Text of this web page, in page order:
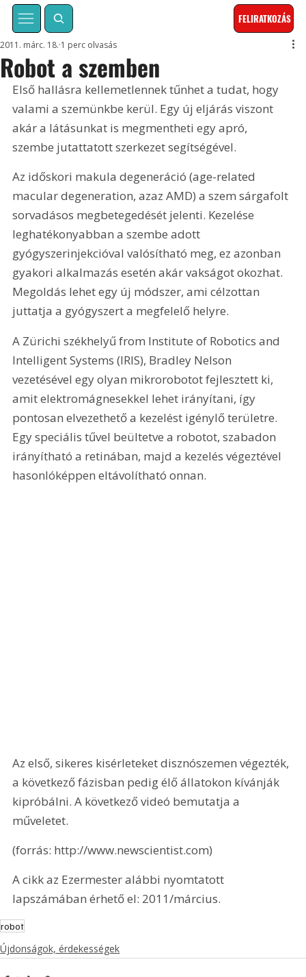
FELIRATKOZÁS
Robot a szemben
2011. márc. 18. 1 perc olvasás
Első hallásra kellemetlennek tűnhet a tudat, hogy
valami a szemünkbe kerül. Egy új eljárás viszont
akár a látásunkat is megmentheti egy apró,
szembe jutattatott szerkezet segítségével.
Az időskori makula degeneráció (age-related
macular degeneration, azaz AMD) a szem sárgafolt
sorvadásos megbetegedését jelenti. Kezelése
leghatékonyabban a szembe adott
gyógyszerinjekcióval valósítható meg, ez azonban
gyakori alkalmazás esetén akár vakságot okozhat.
Megoldás lehet egy új módszer, ami célzottan
juttatja a gyógyszert a megfelelő helyre.
A Zürichi székhelyű from Institute of Robotics and
Intelligent Systems (IRIS), Bradley Nelson
vezetésével egy olyan mikrorobotot fejlesztett ki,
amit elektromágnesekkel lehet irányítani, így
pontosan elvezethető a kezelést igénylő területre.
Egy speciális tűvel beültetve a robotot, szabadon
irányítható a retinában, majd a kezelés végeztével
hasonlóképpen eltávolítható onnan.
Az első, sikeres kisérleteket disznószemen végezték,
a következő fázisban pedig élő állatokon kívánják
kipróbálni. A következő videó bemutatja a
műveletet.
(forrás: http://www.newscientist.com)
A cikk az Ezermester alábbi nyomtatott
lapszámában érhető el: 2011/március.
robot
Újdonságok, érdekességek